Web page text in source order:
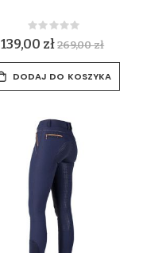
Rating:
0%
139,00 zł269,00 zł
DODAJ DO KOSZYKA